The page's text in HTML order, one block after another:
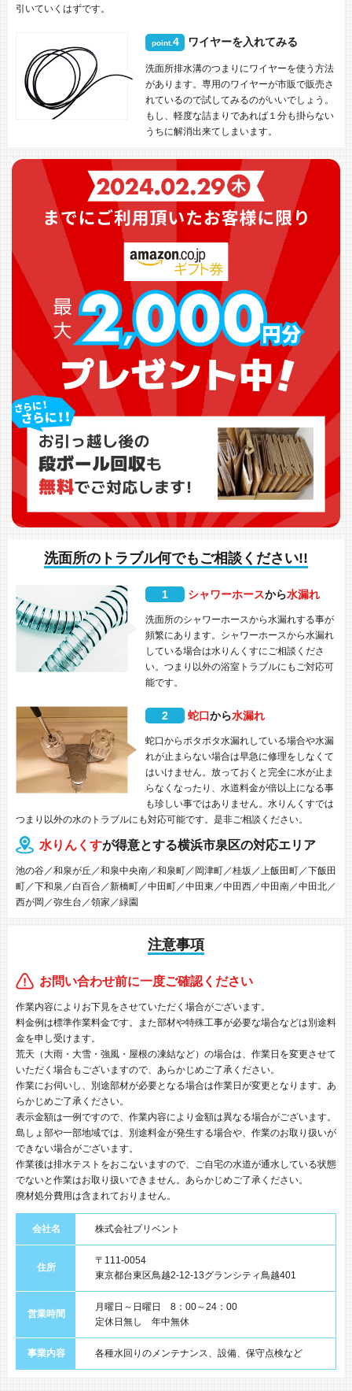
引いていくはずです。
point.4 ワイヤーを入れてみる
洗面所排水溝のつまりにワイヤーを使う方法
があります。専用のワイヤーが市販で販売さ
れているので試してみるのがいいでしょう。
もし、軽度な詰まりであれば１分も掛らない
うちに解消出来てしまいます。
洗面所のトラブル何でもご相談ください!!
1 シャワーホースから水漏れ
洗面所のシャワーホースから水漏れする事が
頻繁にあります。シャワーホースから水漏れ
している場合は水りんくすにご相談くださ
い。つまり以外の浴室トラブルにもご対応可
能です。
2 蛇口から水漏れ
蛇口からポタポタ水漏れしている場合や水漏
れが止まらない場合は早急に修理をしなくて
はいけません。放っておくと完全に水が止ま
らなくなったり、水道料金が倍以上になる事
も珍しい事ではありません。水りんくすでは
つまり以外の水のトラブルにも対応可能です。是非ご相談ください。
水りんくすが得意とする横浜市泉区の対応エリア
池の谷／和泉が丘／和泉中央南／和泉町／岡津町／桂坂／上飯田町／下飯田
町／下和泉／白百合／新橋町／中田町／中田東／中田西／中田南／中田北／
西が岡／弥生台／領家／緑園
注意事項
お問い合わせ前に一度ご確認ください
作業内容によりお下見をさせていただく場合がございます。
料金例は標準作業料金です。また部材や特殊工事が必要な場合などは別途料
金を申し受けます。
荒天（大雨・大雪・強風・屋根の凍結など）の場合は、作業日を変更させて
いただく場合もございますので、あらかじめご了承ください。
作業にお伺いし、別途部材が必要となる場合は作業日が変更となります。あ
らかじめご了承ください。
表示金額は一例ですので、作業内容により金額は異なる場合がございます。
島しょ部や一部地域では、別途料金が発生する場合や、作業のお取り扱いが
できない場合がございます。
作業後は排水テストをおこないますので、ご自宅の水道が通水している状態
でないと作業はお取り扱いできません。あらかじめご了承ください。
廃材処分費用は含まれておりません。
会社名 株式会社プリベント
住所
〒111-0054
東京都台東区鳥越2-12-13グランシティ鳥越401
営業時間
月曜日～日曜日 8：00～24：00
定休日無し 年中無休
事業内容 各種水回りのメンテナンス、設備、保守点検など